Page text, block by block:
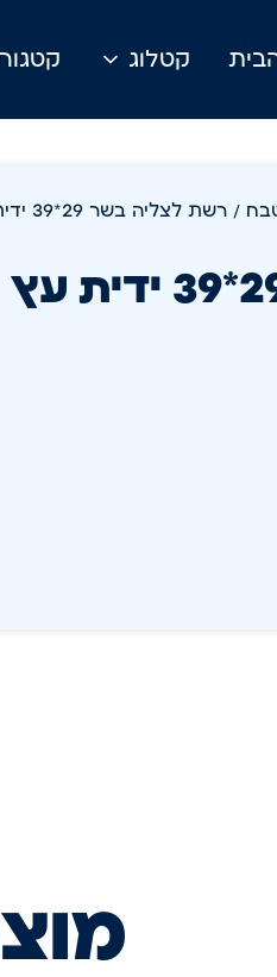
קטלוג
/ רשת לצליה בשר 29*39 ידית עץ